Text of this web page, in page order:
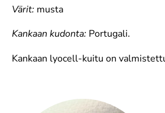
Värit: musta
Kankaan kudonta: Portugali.
Kankaan lyocell-kuitu on